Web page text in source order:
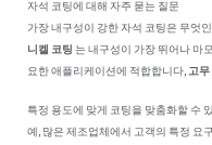
자석 코팅에 대해 자주 묻는 질문
가장 내구성이 강한 자석 코팅은 무엇
니켈 코팅 는 내구성이 가장 뛰어나 마
요한 애플리케이션에 적합합니다, 고무
특정 용도에 맞게 코팅을 맞춤화할 수
예, 많은 제조업체에서 고객의 특정 요